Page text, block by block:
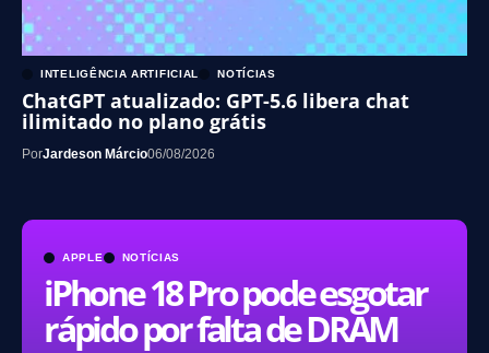
APPLE NOTÍCIAS
iPhone 18 Pro pode esgotar
rápido por falta de DRAM
INTELIGÊNCIA ARTIFICIAL NOTÍCIAS
ChatGPT atualizado: GPT-5.6 libera chat
ilimitado no plano grátis
PorJardeson Márcio06/08/2026